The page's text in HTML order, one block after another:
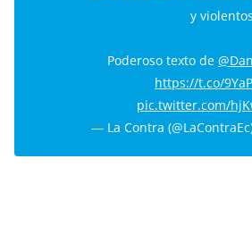
y
Poderoso texto de
https://t.co/
pic.twitter.com/
— La Contra